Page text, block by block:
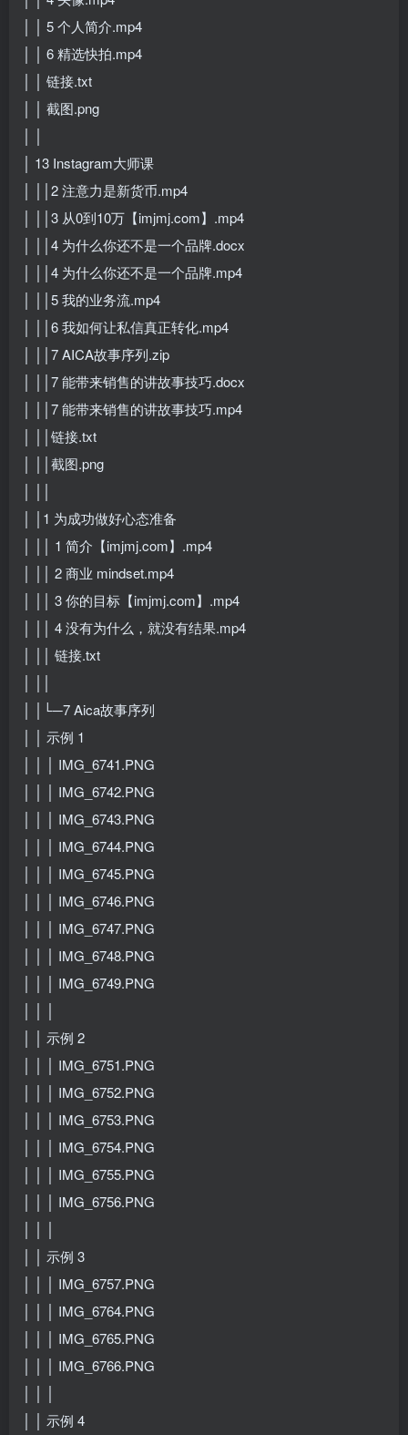
│ │ 5 个人简介.mp4
│ │ 6 精选快拍.mp4
│ │ 链接.txt
│ │ 截图.png
│ │
│ 13 Instagram大师课
│ ││2 注意力是新货币.mp4
│ ││3 从0到10万【imjmj.com】.mp4
│ ││4 为什么你还不是一个品牌.docx
│ ││4 为什么你还不是一个品牌.mp4
│ ││5 我的业务流.mp4
│ ││6 我如何让私信真正转化.mp4
│ ││7 AICA故事序列.zip
│ ││7 能带来销售的讲故事技巧.docx
│ ││7 能带来销售的讲故事技巧.mp4
│ ││链接.txt
│ ││截图.png
│ ││
│ │1 为成功做好心态准备
│ ││ 1 简介【imjmj.com】.mp4
│ ││ 2 商业 mindset.mp4
│ ││ 3 你的目标【imjmj.com】.mp4
│ ││ 4 没有为什么，就没有结果.mp4
│ ││ 链接.txt
│ ││
│ │└─7 Aica故事序列
│ │ 示例 1
│ │ │ IMG_6741.PNG
│ │ │ IMG_6742.PNG
│ │ │ IMG_6743.PNG
│ │ │ IMG_6744.PNG
│ │ │ IMG_6745.PNG
│ │ │ IMG_6746.PNG
│ │ │ IMG_6747.PNG
│ │ │ IMG_6748.PNG
│ │ │ IMG_6749.PNG
│ │ │
│ │ 示例 2
│ │ │ IMG_6751.PNG
│ │ │ IMG_6752.PNG
│ │ │ IMG_6753.PNG
│ │ │ IMG_6754.PNG
│ │ │ IMG_6755.PNG
│ │ │ IMG_6756.PNG
│ │ │
│ │ 示例 3
│ │ │ IMG_6757.PNG
│ │ │ IMG_6764.PNG
│ │ │ IMG_6765.PNG
│ │ │ IMG_6766.PNG
│ │ │
│ │ 示例 4